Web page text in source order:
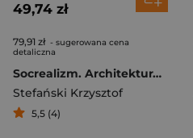
49,74 zł
79,91 zł - sugerowana cena
detaliczna
Socrealizm. Architektura polska 1949-1956
Stefański Krzysztof
5,5 (4)